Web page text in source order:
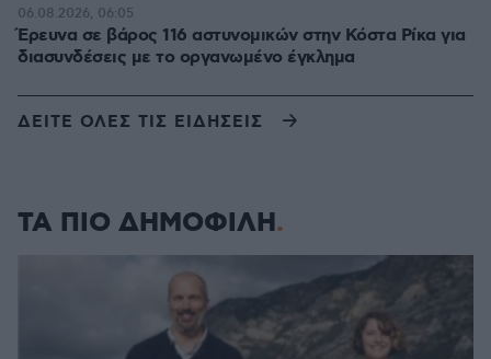
Έρευνα σε βάρος 116 αστυνομικών στην Κόστα Ρίκα για
διασυνδέσεις με το οργανωμένο έγκλημα
06.08.2026, 06:05
ΔΕΙΤΕ ΟΛΕΣ ΤΙΣ ΕΙΔΗΣΕΙΣ
ΤΑ ΠΙΟ ΔΗΜΟΦΙΛΗ